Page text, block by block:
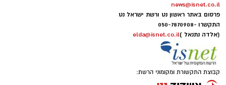
news@isnet.co.il
פרסום באתר ראשון נט ורשת ישראל נט
התקשרו -050-7870908
(אלדה נתנאל )elda@isnet.co.il
קבוצת התקשורת ומקומוני הרשת: